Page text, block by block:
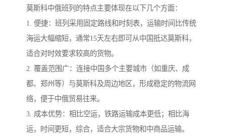
莫斯科中俄班列的特点主要体现在以下几个方面：
1. 便捷：班列采用固定路线和时刻表，运输时间比传统
海运大幅缩短，通常15天左右即可从中国抵达莫斯科，
适合对时效要求较高的货物。
2. 覆盖范围广：连接中国多个主要城市（如重庆、成
都、郑州等）与莫斯科及周边地区，形成稳定的物流网
络，便于中俄贸易往来。
3. 成本优势：相比空运，铁路运输成本更低；相比海
运，时间更短，综合，适合大宗货物和中商品运输。